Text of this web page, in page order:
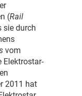
(Rail
sie durch
vom
Elektrostar-
2011 hat